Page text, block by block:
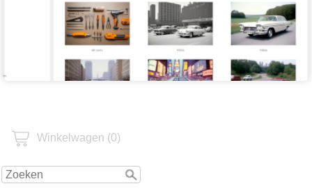
Winkelwagen (0)